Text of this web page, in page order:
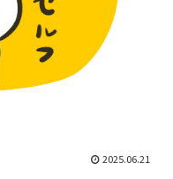
2025.06.21